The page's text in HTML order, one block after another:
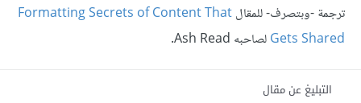
ترجمة -وبتصرف- للمقالFormatting Secrets of Content That
Gets Sharedلصاحبه Ash Read.
التبليغ عن مقال